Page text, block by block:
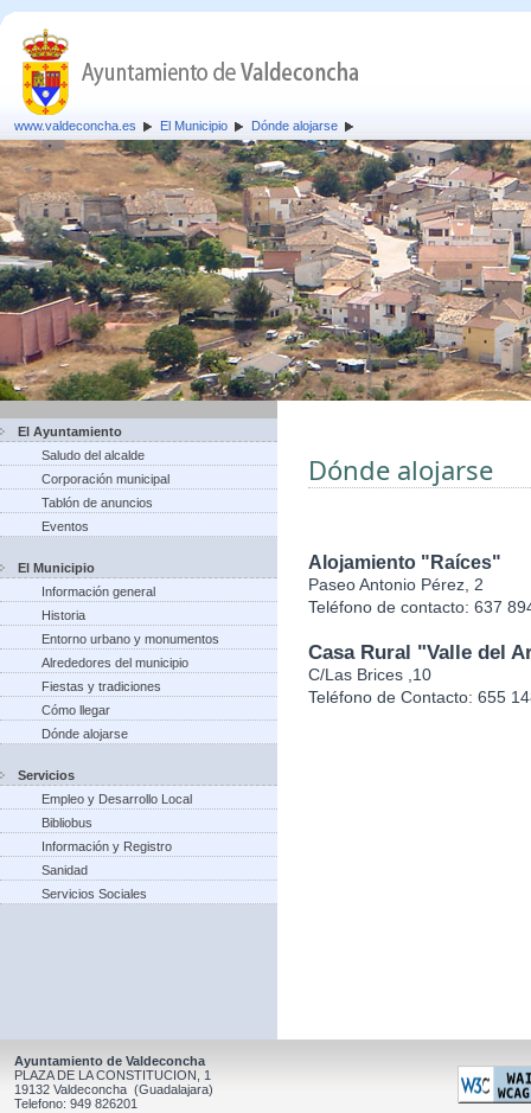
www.valdeconcha.es El Municipio Dónde alojarse
El Ayuntamiento
Saludo del alcalde
Corporación municipal
Tablón de anuncios
Eventos
El Municipio
Información general
Historia
Entorno urbano y monumentos
Alrededores del municipio
Fiestas y tradiciones
Cómo llegar
Dónde alojarse
Servicios
Empleo y Desarrollo Local
Bibliobus
Información y Registro
Sanidad
Servicios Sociales
Dónde alojarse
Alojamiento "Raíces"
Paseo Antonio Pérez, 2
Teléfono de contacto: 637
Casa Rural "Valle del
C/Las Brices ,10
Teléfono de Contacto: 655
Ayuntamiento de Valdeconcha
PLAZA DE LA CONSTITUCION, 1
19132 Valdeconcha (Guadalajara)
Telefono: 949 826201